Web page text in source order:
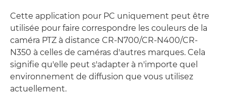
Cette application pour PC uniquement peut être
utilisée pour faire correspondre les couleurs de la
caméra PTZ à distance CR-N700/CR-N400/CR-
N350 à celles de caméras d'autres marques. Cela
signifie qu'elle peut s'adapter à n'importe quel
environnement de diffusion que vous utilisez
actuellement.